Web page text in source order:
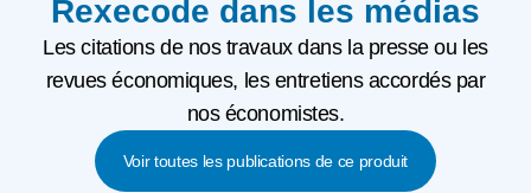
Rexecode dans les médias
Les citations de nos travaux dans la presse ou les
revues économiques, les entretiens accordés par
nos économistes.
Voir toutes les publications de ce produit